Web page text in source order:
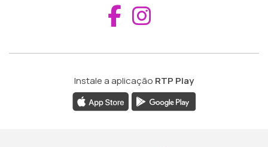
Aceder ao
Instale a aplicação RTP Play